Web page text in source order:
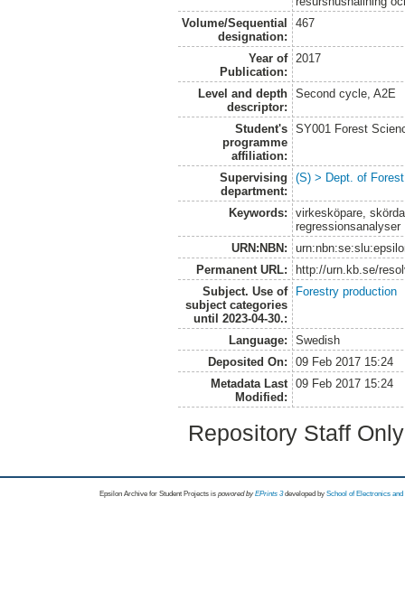
Volume/Sequential
designation:
467
Year of
Publication:
2017
Level and depth
descriptor:
Second cycle, A2E
Student's
programme
affiliation:
SY001 Forest
Supervising
department:
(S) > Dept. of
Keywords:
virkesköpare,
regressionsanalyser
URN:NBN:
Permanent URL:
http://urn.kb.se/
Subject. Use of
subject categories
until 2023-04-30.:
Forestry production
Language:
Swedish
Deposited On:
09 Feb 2017 15:24
Metadata Last
Modified:
09 Feb 2017 15:24
Repository Staff
Epsilon Archive for Student Projects is powored byEPrints 3 developed by School of Electronics